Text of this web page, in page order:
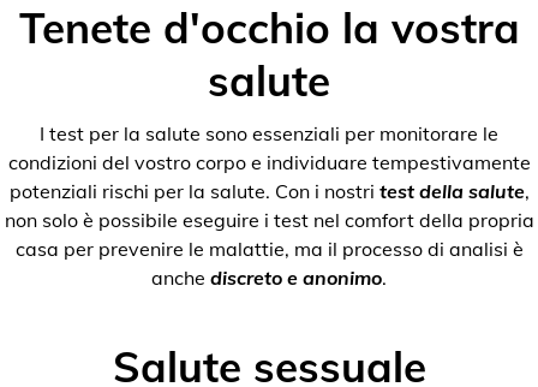
Tenete d'occhio la vostra
salute
I test per la salute sono essenziali per monitorare le
condizioni del vostro corpo e individuare tempestivamente
potenziali rischi per la salute. Con i nostri test della salute,
non solo è possibile eseguire i test nel comfort della propria
casa per prevenire le malattie, ma il processo di analisi è
anche discreto e anonimo.
Salute sessuale